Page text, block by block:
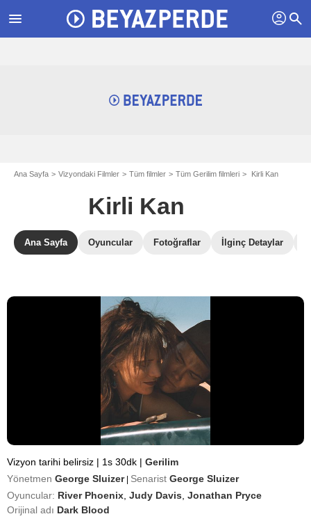
menu profil search
Ana Sayfa Vizyondaki Filmler Tüm filmler Tüm Gerilim filmleri Kirli Kan
Kirli Kan
Ana Sayfa Oyuncular Fotoğraflar İlginç Detaylar
Vizyon tarihi belirsiz | 1s 30dk | Gerilim
Yönetmen George Sluizer Senarist George Sluizer
Oyuncular: River Phoenix Judy Davis Jonathan Pryce
Orijinal adı Dark Blood